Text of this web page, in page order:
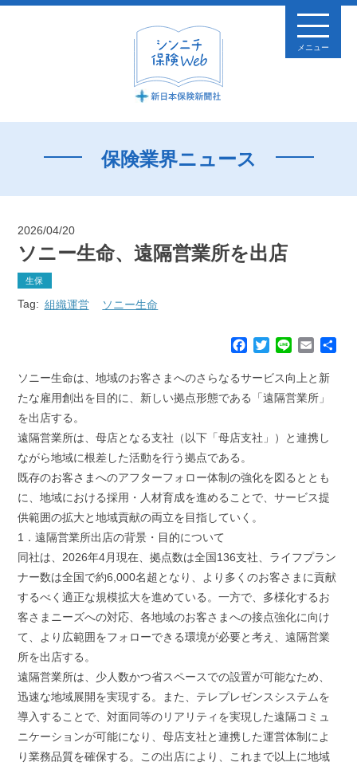
メニュー
保険業界ニュース
2026/04/20
ソニー生命、遠隔営業所を出店
生保
Tag: 組織運営 ソニー生命
c
e
o
T
i
t
n
e
E
a
i
ソニー生命は、地域のお客さまへのさらなるサービス向上と新
たな雇用創出を目的に、新しい拠点形態である「遠隔営業所」
を出店する。
遠隔営業所は、母店となる支社（以下「母店支社」）と連携し
ながら地域に根差した活動を行う拠点である。
既存のお客さまへのアフターフォロー体制の強化を図るととも
に、地域における採用・人材育成を進めることで、サービス提
供範囲の拡大と地域貢献の両立を目指していく。
1．遠隔営業所出店の背景・目的について
同社は、2026年4月現在、拠点数は全国136支社、ライフプラン
ナー数は全国で約6,000名超となり、より多くのお客さまに貢献
するべく適正な規模拡大を進めている。一方で、多様化するお
客さまニーズへの対応、各地域のお客さまへの接点強化に向け
て、より広範囲をフォローできる環境が必要と考え、遠隔営業
所を出店する。
遠隔営業所は、少人数かつ省スペースでの設置が可能なため、
迅速な地域展開を実現する。また、テレプレゼンスシステムを
導入することで、対面同等のリアリティを実現した遠隔コミュ
ニケーションが可能になり、母店支社と連携した運営体制によ
り業務品質を確保する。この出店により、これまで以上に地域